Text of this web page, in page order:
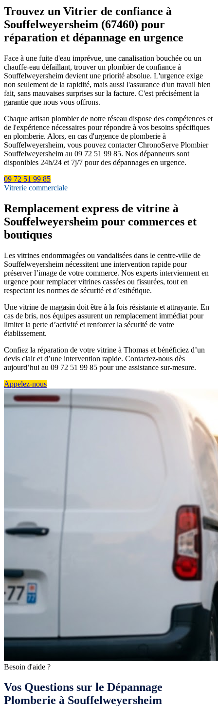
Trouvez un Vitrier de confiance à
Souffelweyersheim (67460) pour
réparation et dépannage en urgence
Face à une fuite d'eau imprévue, une canalisation bouchée ou un
chauffe-eau défaillant, trouver un plombier de confiance à
Souffelweyersheim devient une priorité absolue. L'urgence exige
non seulement de la rapidité, mais aussi l'assurance d'un travail bien
fait, sans mauvaises surprises sur la facture. C'est précisément la
garantie que nous vous offrons.
Chaque artisan plombier de notre réseau dispose des compétences et
de l'expérience nécessaires pour répondre à vos besoins spécifiques
en plomberie. Alors, en cas d'urgence de plomberie à
Souffelweyersheim, vous pouvez contacter ChronoServe Plombier
Souffelweyersheim au 09 72 51 99 85. Nos dépanneurs sont
disponibles 24h/24 et 7j/7 pour des dépannages en urgence.
09 72 51 99 85
Vitrerie commerciale
Remplacement express de vitrine à
Souffelweyersheim pour commerces et
boutiques
Les vitrines endommagées ou vandalisées dans le centre-ville de
Souffelweyersheim nécessitent une intervention rapide pour
préserver l’image de votre commerce. Nos experts interviennent en
urgence pour remplacer vitrines cassées ou fissurées, tout en
respectant les normes de sécurité et d’esthétique.
Une vitrine de magasin doit être à la fois résistante et attrayante. En
cas de bris, nos équipes assurent un remplacement immédiat pour
limiter la perte d’activité et renforcer la sécurité de votre
établissement.
Confiez la réparation de votre vitrine à Thomas et bénéficiez d’un
devis clair et d’une intervention rapide. Contactez-nous dès
aujourd’hui au 09 72 51 99 85 pour une assistance sur-mesure.
Appelez-nous
Besoin d'aide ?
Vos Questions sur le Dépannage
Plomberie à Souffelweyersheim